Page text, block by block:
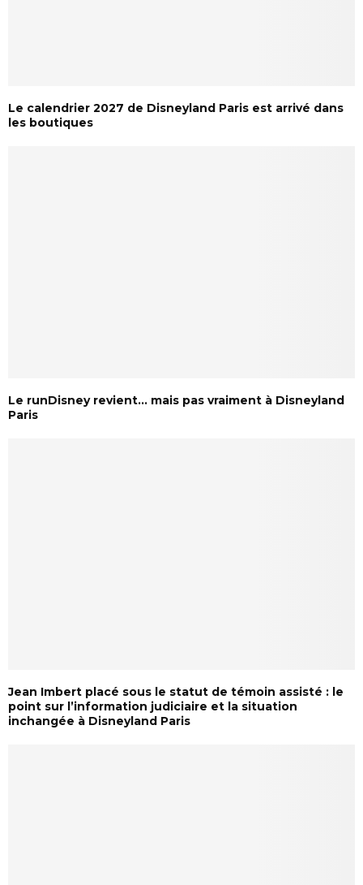
Le calendrier 2027 de Disneyland Paris est arrivé dans
les boutiques
Le runDisney revient… mais pas vraiment à Disneyland
Paris
Jean Imbert placé sous le statut de témoin assisté : le
point sur l’information judiciaire et la situation
inchangée à Disneyland Paris